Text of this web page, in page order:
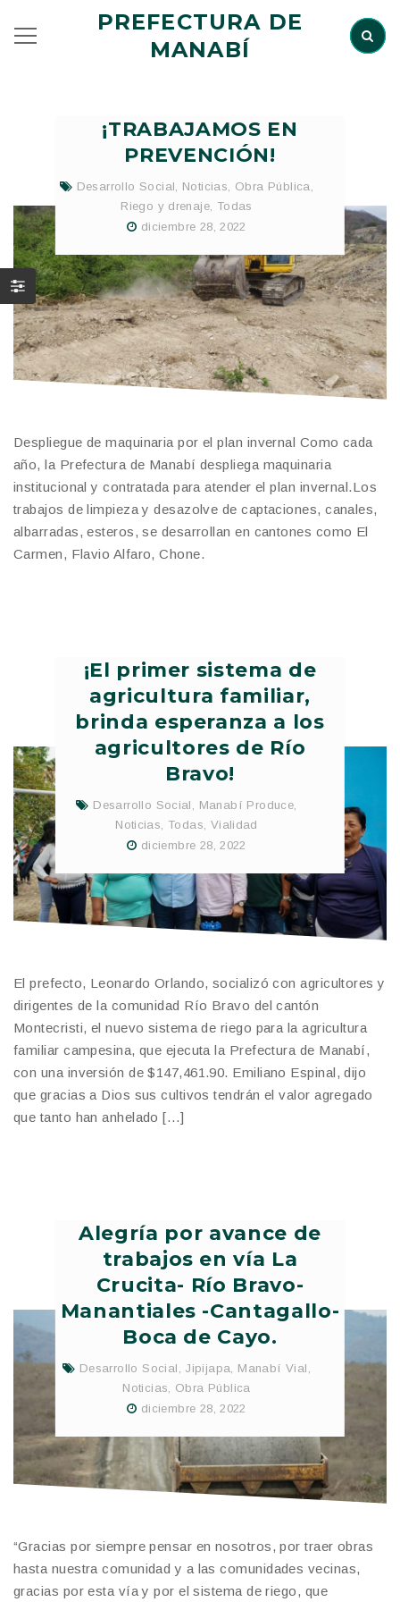
PREFECTURA DE
MANABÍ
¡TRABAJAMOS EN
PREVENCIÓN!
Desarrollo Social, Noticias, Obra Pública,
Riego y drenaje, Todas
diciembre 28, 2022
Despliegue de maquinaria por el plan invernal Como cada
año, la Prefectura de Manabí despliega maquinaria
institucional y contratada para atender el plan invernal.Los
trabajos de limpieza y desazolve de captaciones, canales,
albarradas, esteros, se desarrollan en cantones como El
Carmen, Flavio Alfaro, Chone.
¡El primer sistema de
agricultura familiar,
brinda esperanza a los
agricultores de Río
Bravo!
Desarrollo Social , Manabí Produce,
Noticias, Todas, Vialidad
diciembre 28, 2022
El prefecto, Leonardo Orlando, socializó con agricultores y
dirigentes de la comunidad Río Bravo del cantón
Montecristi, el nuevo sistema de riego para la agricultura
familiar campesina, que ejecuta la Prefectura de Manabí,
con una inversión de $147,461.90. Emiliano Espinal, dijo
que gracias a Dios sus cultivos tendrán el valor agregado
que tanto han anhelado […]
Alegría por avance de
trabajos en vía La
Crucita- Río Bravo-
Manantiales -Cantagallo-
Boca de Cayo.
Desarrollo Social , Jipijapa, Manabí Vial ,
Noticias, Obra Pública
diciembre 28, 2022
“Gracias por siempre pensar en nosotros, por traer obras
hasta nuestra comunidad y a las comunidades vecinas,
gracias por esta vía y por el sistema de riego, que